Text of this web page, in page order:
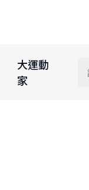
大運動
家